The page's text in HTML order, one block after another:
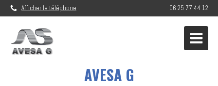
Afficher le téléphone 06 25 77 44 12
AVESA G